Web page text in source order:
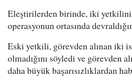
Eleştirilerden birinde, iki
operasyonun ortasında
Eski yetkili, görevden alınan iki
olmadığını söyledi ve görevden
daha büyük başarısızlıklardan